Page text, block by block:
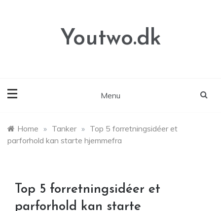
Youtwo.dk
Menu
Home » Tanker » Top 5 forretningsidéer et
parforhold kan starte hjemmefra
Top 5 forretningsidéer et
parforhold kan starte